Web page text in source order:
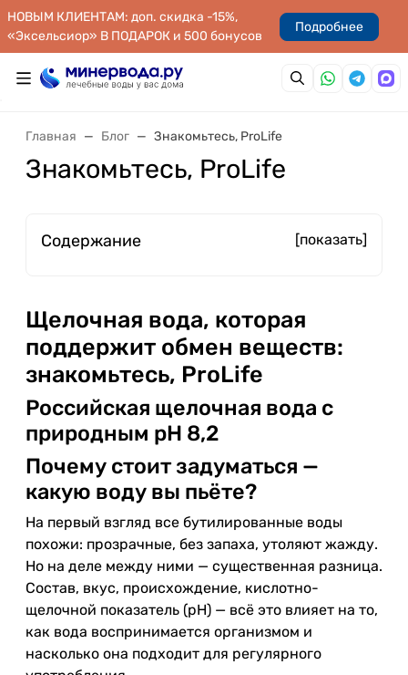
НОВЫМ КЛИЕНТАМ: доп. скидка -15%,
«Эксельсиор» В ПОДАРОК и 500 бонусов
Подробнее
Главная Блог Знакомьтесь, ProLife
Знакомьтесь, ProLife
Содержание [показать]
Щелочная вода, которая
поддержит обмен веществ:
знакомьтесь, ProLife
Российская щелочная вода с
природным pH 8,2
Почему стоит задуматься —
какую воду вы пьёте?
На первый взгляд все бутилированные воды
похожи: прозрачные, без запаха, утоляют жажду.
Но на деле между ними — существенная разница.
Состав, вкус, происхождение, кислотно-
щелочной показатель (pH) — всё это влияет на то,
как вода воспринимается организмом и
насколько она подходит для регулярного